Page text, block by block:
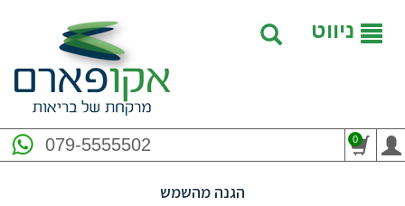
ניווט
079-5555502 0
הגנה מהשמש